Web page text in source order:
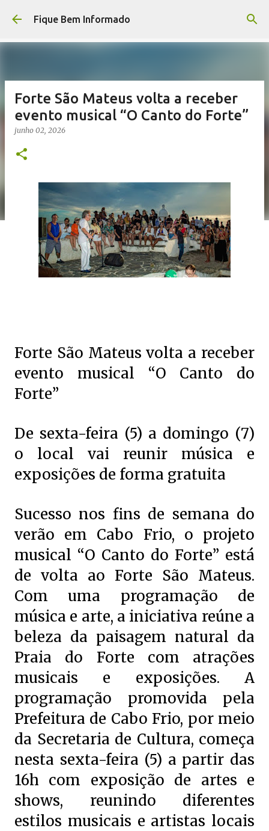
Pular para o conteúdo principal
Fique Bem Informado
Forte São Mateus volta a receber
evento musical “O Canto do Forte”
junho 02, 2026
Forte São Mateus volta a receber
evento musical “O Canto do
Forte”
De sexta-feira (5) a domingo (7)
o local vai reunir música e
exposições de forma gratuita
Sucesso nos fins de semana do
verão em Cabo Frio, o projeto
musical “O Canto do Forte” está
de volta ao Forte São Mateus.
Com uma programação de
música e arte, a iniciativa reúne a
beleza da paisagem natural da
Praia do Forte com atrações
musicais e exposições. A
programação promovida pela
Prefeitura de Cabo Frio, por meio
da Secretaria de Cultura, começa
nesta sexta-feira (5) a partir das
16h com exposição de artes e
shows, reunindo diferentes
estilos musicais e artistas locais